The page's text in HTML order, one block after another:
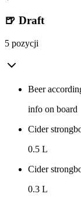
🍺 Draft
5 pozycji
Beer
info on board
Cider
0.5 L
Cider
0.3 L